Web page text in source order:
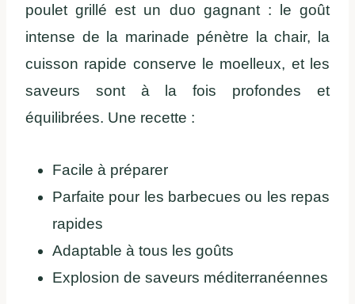
poulet grillé est un duo gagnant : le goût
intense de la marinade pénètre la chair, la
cuisson rapide conserve le moelleux, et les
saveurs sont à la fois profondes et
équilibrées. Une recette :
Facile à préparer
Parfaite pour les barbecues ou les repas
rapides
Adaptable à tous les goûts
Explosion de saveurs méditerranéennes